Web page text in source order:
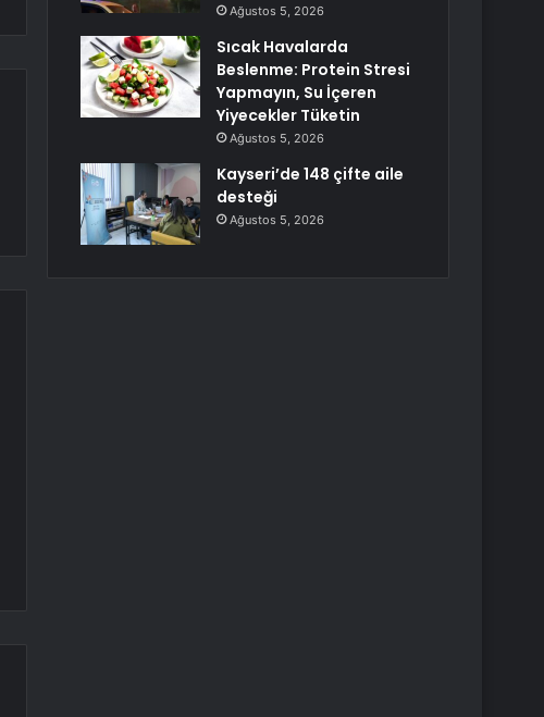
Ağustos 5, 2026
Sıcak Havalarda
Beslenme: Protein Stresi
Yapmayın, Su İçeren
Yiyecekler Tüketin
Ağustos 5, 2026
Kayseri’de 148 çifte aile
desteği
Ağustos 5, 2026